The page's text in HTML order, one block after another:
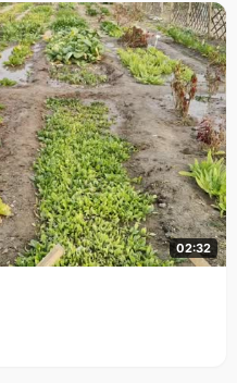
了，半天不敢相信，尤其是文综，
。我们宁愿相信，她之前的不如意
城市中长大的孩子来说，是很不容
的工作都很
己，学着自己洗衣服，刚开始以泡
婷得意洋洋的说自己做的武昌鱼可
"每次我放假回家，爸爸妈妈都要求
水烫脚，中午来不及吃饭，饿肚子
"惨状"，张秋婷的爸爸妈妈有时候
去读书。不过，张秋婷丝毫没有埋
学着自立自理的锻炼机会。刚到大
些小女生还每天对着电话哭泣的时
庭
种兼容并蓄的姿态来引导女儿对
母没有给自己学习压力，感谢他
，"爸爸妈妈从小对我进行了很多兴
02:32